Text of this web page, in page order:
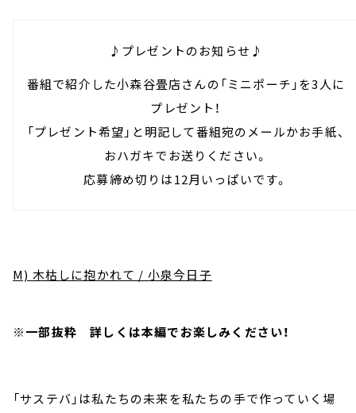
♪プレゼントのお知らせ♪
番組で紹介した小森谷畳店さんの「ミニポーチ」を3人に
プレゼント！
「プレゼント希望」と明記して番組宛のメールかお手紙、
おハガキでお送りください。
応募締め切りは12月いっぱいです。
M) 木枯しに抱かれて / 小泉今日子
※一部抜粋 詳しくは本編でお楽しみください！
「サステバ」は私たちの未来を私たちの手で作っていく場